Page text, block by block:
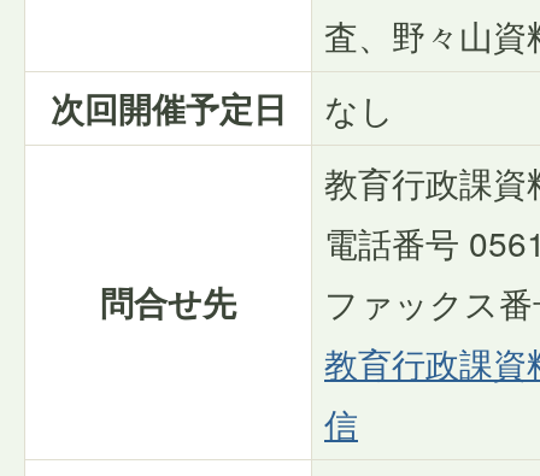
査、野々山資
次回開催予定日 なし
問合せ先
教育行政課
電話番号
ファックス
教育行政課
信